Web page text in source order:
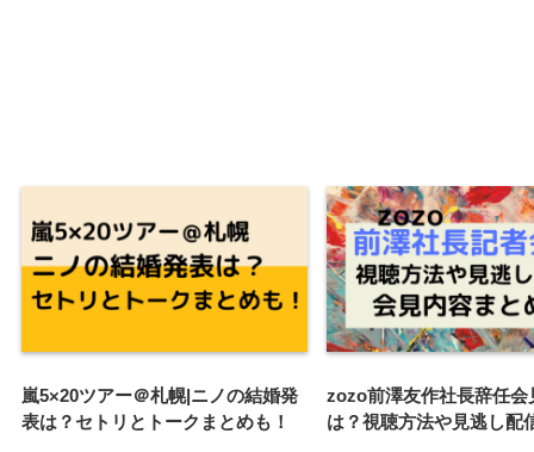
嵐5×20ツアー＠札幌|ニノの結婚発
表は？セトリとトークまとめも！
zozo前澤友作社長辞任会
は？視聴方法や見逃し配